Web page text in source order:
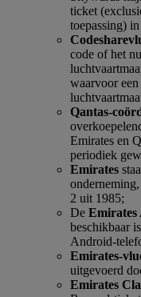
ticket
toepassing)
code of het
waarvoor
Qantas-
Emirates en
periodiek
Emirates
2 uit 1985;
De Emirates
beschikbaar
Android-
Emirates-
uitgevoerd
Emirates